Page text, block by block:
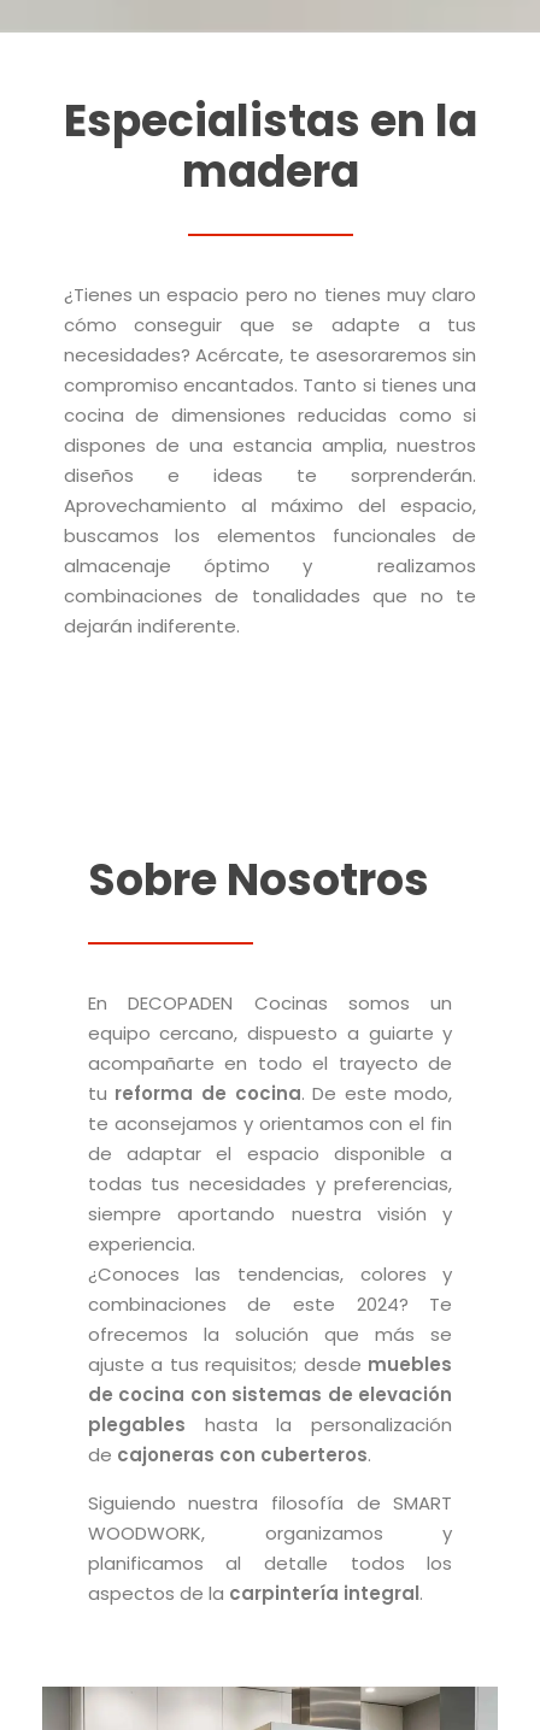
Especialistas en la
madera
¿Tienes un espacio pero no tienes muy claro
cómo conseguir que se adapte a tus
necesidades? Acércate, te asesoraremos sin
compromiso encantados. Tanto si tienes una
cocina de dimensiones reducidas como si
dispones de una estancia amplia, nuestros
diseños e ideas te sorprenderán.
Aprovechamiento al máximo del espacio,
buscamos los elementos funcionales de
almacenaje óptimo y realizamos
combinaciones de tonalidades que no te
dejarán indiferente.
Sobre Nosotros
En DECOPADEN Cocinas somos un
equipo cercano, dispuesto a guiarte y
acompañarte en todo el trayecto de
tu reforma de cocina. De este modo,
te aconsejamos y orientamos con el fin
de adaptar el espacio disponible a
todas tus necesidades y preferencias,
siempre aportando nuestra visión y
experiencia.
¿Conoces las tendencias, colores y
combinaciones de este 2024? Te
ofrecemos la solución que más se
ajuste a tus requisitos; desde muebles
de cocina con sistemas de elevación
plegables hasta la personalización
de cajoneras con cuberteros.
Siguiendo nuestra filosofía de SMART
WOODWORK, organizamos y
planificamos al detalle todos los
aspectos de la carpintería integral.